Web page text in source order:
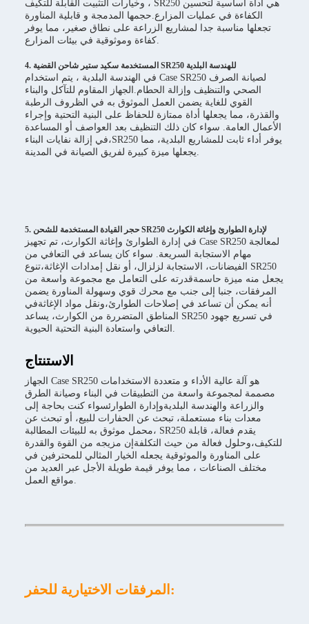
وخيارات التثبيت القابلة للتكيف ، SR250 هي أداة أساسية لتحسين
الكفاءة في عمليات المزارع.حجمها المدمجة و قابلية المناورة
تجعلها مناسبة جدا لمشاريع الزراعة على نطاق صغير، مما يوفر
كفاءة وموثوقية في بيئات المزارع.
4. المستخدمة سكيد ستير شاحن القضية SR250 للهندسة البلدية
في الهندسة البلدية ، يتم استخدام Case SR250 لصيانة الصرف
الصحي والتنظيف وإزالة الحطام.الجهاز المقاوم للتآكل والبناء
القوي للغاية يضمن العمل الموثوق به في الظروف الرطبة
والقذرة، مما يجعلها أداة ممتازة للحفاظ على البنية التحتية وإجراء
الأعمال العامة. سواء كان ذلك التنظيف بعد العواصف أو المساعدة
في إزالة نفايات البناء،SR250 يوفر أداء ثابت للمشاريع البلدية، مما
يجعلها ميزة كبيرة لفريق الصيانة في المدينة.
5. حجر القيادة المستخدمة للشحن SR250 لإدارة الطوارئ وإغاثة الكوارث
في إدارة الطوارئ وإغاثة الكوارث، تم تجهيز Case SR250 لمعالجة
مهام الاستجابة السريعة. سواء كان يساعد في التعافي من
الفيضانات، الاستجابة لزلزال، أو نقل إمدادات الإغاثة،تنوع SR250
يجعل منه ميزة حاسمةقدرته على التعامل مع مجموعة واسعة من
المرفقات، جنبا إلى جنب مع محرك قوي وسهولة المناورة يضمن
أنه يمكن أن تساعد في إصلاحات الطوارئ،ونقل مواد الإغاثةفي
المناطق المتضررة من الكوارث، يساعد SR250 في تسريع جهود
التعافي واستعادة البنية التحتية الحيوية.
الاستنتاج
الجهاز Case SR250 هو آلة عالية الأداء و متعددة الاستخدامات
مصممة لمجموعة واسعة من التطبيقات في البناء وصيانة الطرق
والزراعة والهندسة البلديةوإدارة الطوارئسواء كنت بحاجة إلى
معدات بناء مستعملة، تبحث عن الحفارات للبيع، أو تبحث عن
محمل موثوق به للبيئات المطالبة، SR250 يقدم فعالة، قابلة
للتكيف،وحلول فعالة من حيث التكلفةإن مزيجه من القوة والقدرة
على المناورة والموثوقية يجعله الخيار المثالي للمحترفين في
مختلف الصناعات ، مما يوفر قيمة طويلة الأجل عبر العديد من
مواقع العمل.
المرفقات الاختيارية للحفر: